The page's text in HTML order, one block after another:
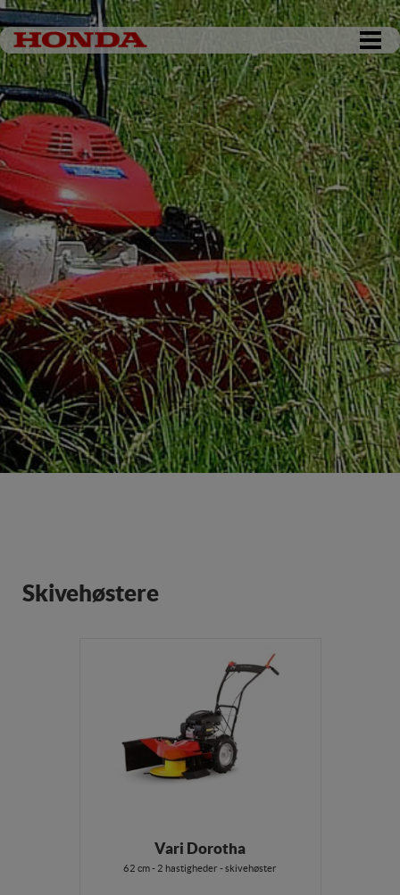
DKK 0,00
Gå til kassen
Tøm kurv
Skivehøstere
Vari Dorotha
62 cm - 2 hastigheder - skivehøster